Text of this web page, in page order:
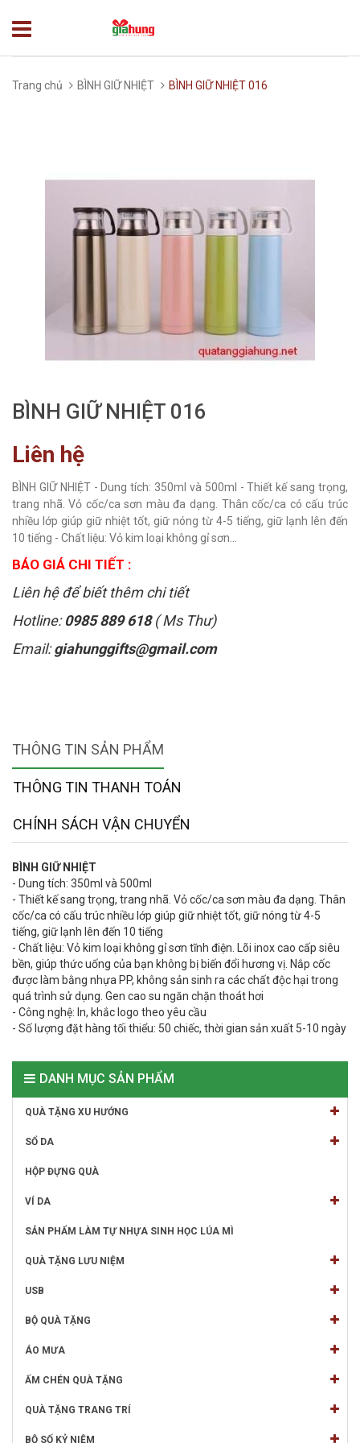
Trang chủ BÌNH GIỮ NHIỆT BÌNH GIỮ NHIỆT 016
BÌNH GIỮ NHIỆT 016
Liên hệ
BÌNH GIỮ NHIỆT - Dung tích: 350ml và 500ml - Thiết kế sang trọng,
trang nhã. Vỏ cốc/ca sơn màu đa dạng. Thân cốc/ca có cấu trúc
nhiều lớp giúp giữ nhiệt tốt, giữ nóng từ 4-5 tiếng, giữ lạnh lên đến
10 tiếng - Chất liệu: Vỏ kim loại không gỉ sơn...
BÁO GIÁ CHI TIẾT :
Liên hệ để biết thêm chi tiết
Hotline:0985 889 618( Ms Thư)
Email:giahunggifts@gmail.com
THÔNG TIN SẢN PHẨM
THÔNG TIN THANH TOÁN
CHÍNH SÁCH VẬN CHUYỂN
BÌNH GIỮ NHIỆT
- Dung tích: 350ml và 500ml
- Thiết kế sang trọng, trang nhã. Vỏ cốc/ca sơn màu đa dạng. Thân
cốc/ca có cấu trúc nhiều lớp giúp giữ nhiệt tốt, giữ nóng từ 4-5
tiếng, giữ lạnh lên đến 10 tiếng
- Chất liệu: Vỏ kim loại không gỉ sơn tĩnh điện. Lõi inox cao cấp siêu
bền, giúp thức uống của bạn không bị biến đổi hương vị. Nắp cốc
được làm bằng nhựa PP, không sản sinh ra các chất độc hại trong
quá trình sử dụng. Gen cao su ngăn chặn thoát hơi
- Công nghệ: In, khắc logo theo yêu cầu
- Số lượng đặt hàng tối thiểu: 50 chiếc, thời gian sản xuất 5-10 ngày
DANH MỤC SẢN PHẨM
QUÀ TẶNG XU HƯỚNG
SỔ DA
HỘP ĐỰNG QUÀ
VÍ DA
SẢN PHẨM LÀM TỰ NHỰA SINH HỌC LÚA MÌ
QUÀ TẶNG LƯU NIỆM
USB
BỘ QUÀ TẶNG
ÁO MƯA
ẤM CHÉN QUÀ TẶNG
QUÀ TẶNG TRANG TRÍ
BỘ SỐ KỶ NIỆM